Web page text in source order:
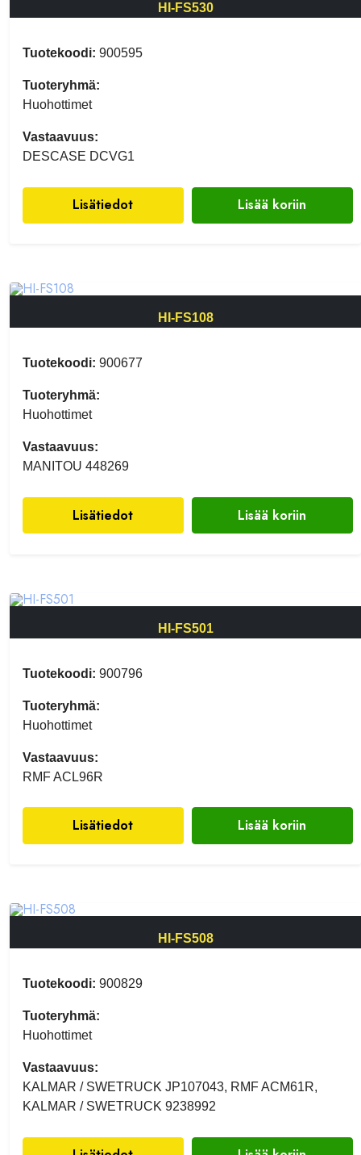
HI-FS530
Tuotekoodi: 900595
Tuoteryhmä:
Huohottimet
Vastaavuus:
DESCASE DCVG1
Lisätiedot Lisää koriin
HI-FS108
Tuotekoodi: 900677
Tuoteryhmä:
Huohottimet
Vastaavuus:
MANITOU 448269
Lisätiedot Lisää koriin
HI-FS501
Tuotekoodi: 900796
Tuoteryhmä:
Huohottimet
Vastaavuus:
RMF ACL96R
Lisätiedot Lisää koriin
HI-FS508
Tuotekoodi: 900829
Tuoteryhmä:
Huohottimet
Vastaavuus:
KALMAR / SWETRUCK JP107043, RMF ACM61R,
KALMAR / SWETRUCK 9238992